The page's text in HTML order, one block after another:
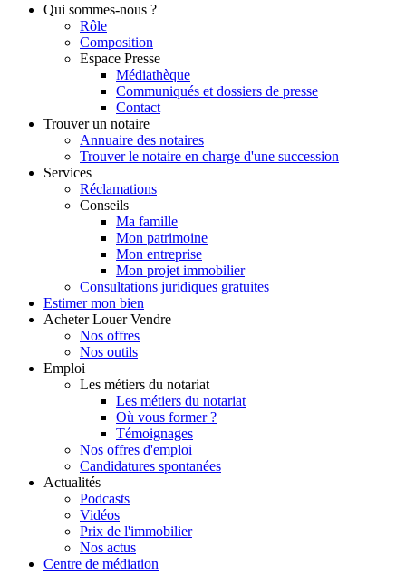
Qui sommes-nous ?
Rôle
Composition
Espace Presse
Médiathèque
Communiqués et dossiers de presse
Contact
Trouver un notaire
Annuaire des notaires
Trouver le notaire en charge d'une succession
Services
Réclamations
Conseils
Ma famille
Mon patrimoine
Mon entreprise
Mon projet immobilier
Consultations juridiques gratuites
Estimer mon bien
Acheter Louer Vendre
Nos offres
Nos outils
Emploi
Les métiers du notariat
Les métiers du notariat
Où vous former ?
Témoignages
Nos offres d'emploi
Candidatures spontanées
Actualités
Podcasts
Vidéos
Prix de l'immobilier
Nos actus
Centre de médiation